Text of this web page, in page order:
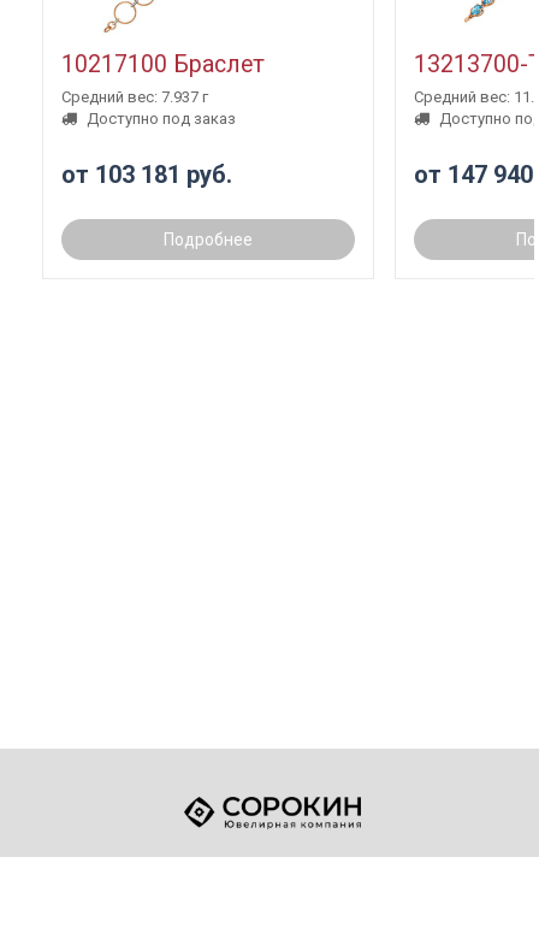
10217100 Браслет
Средний вес: 7.937 г
Доступно под заказ
от 103 181 руб.
Подробнее
13213700-
Средний вес:
Доступно
от 147 940